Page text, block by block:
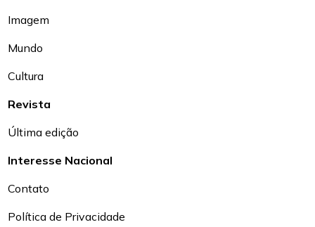
Imagem
Mundo
Cultura
Revista
Última edição
Interesse Nacional
Contato
Política de Privacidade